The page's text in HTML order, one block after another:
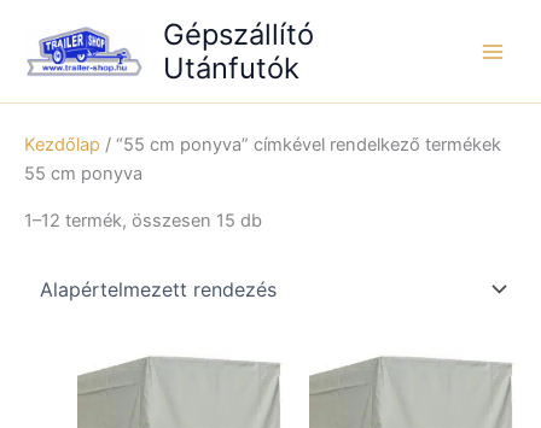
content
Gépszállító
Utánfutók
Kezdőlap / “55 cm ponyva” címkével rendelkező termékek
55 cm ponyva
1–12 termék, összesen 15 db